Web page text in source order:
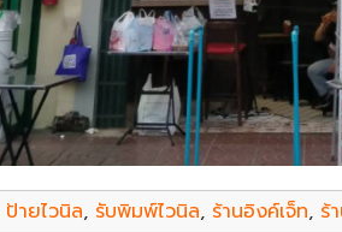
ป้ายไวนิล, รับพิมพ์ไวนิล, ร้านอิงค์เจ็ท, ร้